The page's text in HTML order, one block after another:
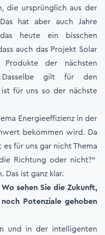
die ursprünglich aus der
hat aber auch Jahre
heute ein bisschen
auch das Projekt Solar
der nächsten
gilt für den
ist für uns so der nächste
Energieeffizienz in der
bekommen wird. Da
es für uns gar nicht Thema
Richtung oder nicht?“
Das ist ganz klar.
sehen Sie die Zukunft,
Potenziale gehoben
und in der intelligenten